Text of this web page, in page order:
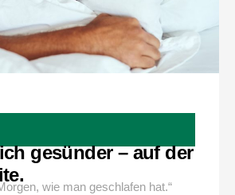
gesünder – auf der
wie man geschlafen hat.“